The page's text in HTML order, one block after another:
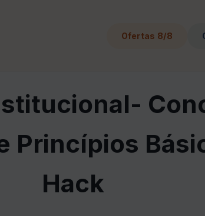
Ofertas 8/8
Princípios
Hack